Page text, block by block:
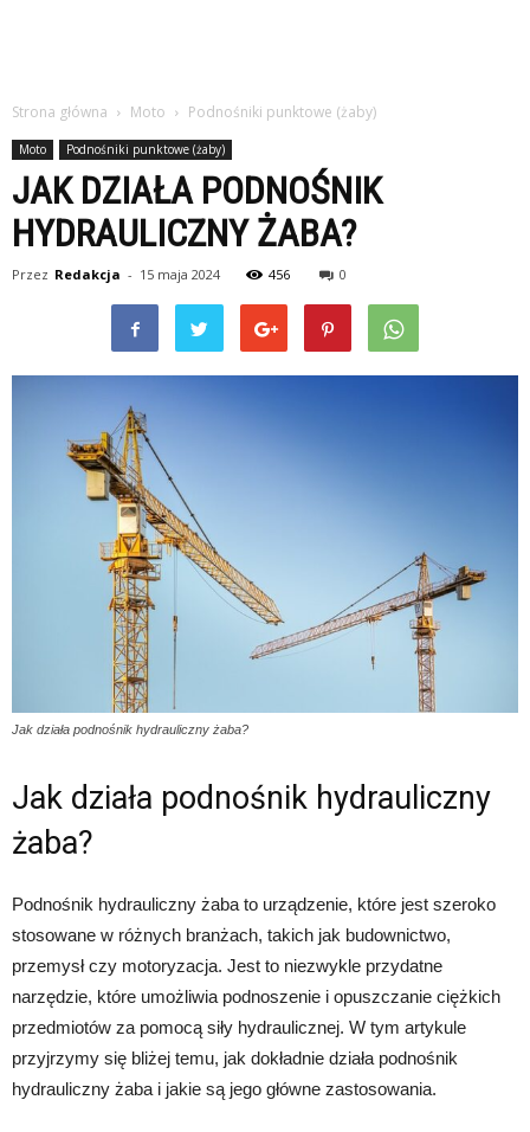
Strona główna Moto Podnośniki punktowe (żaby)
Moto Podnośniki punktowe (żaby)
JAK DZIAŁA PODNOŚNIK
HYDRAULICZNY ŻABA?
Przez Redakcja - 15 maja 2024 456 0
Jak działa podnośnik hydrauliczny żaba?
Jak działa podnośnik hydrauliczny
żaba?
Podnośnik hydrauliczny żaba to urządzenie, które jest szeroko
stosowane w różnych branżach, takich jak budownictwo,
przemysł czy motoryzacja. Jest to niezwykle przydatne
narzędzie, które umożliwia podnoszenie i opuszczanie ciężkich
przedmiotów za pomocą siły hydraulicznej. W tym artykule
przyjrzymy się bliżej temu, jak dokładnie działa podnośnik
hydrauliczny żaba i jakie są jego główne zastosowania.